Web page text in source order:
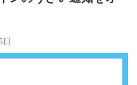
日